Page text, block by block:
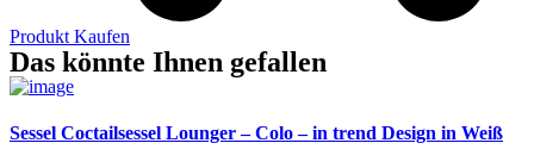
Produkt Kaufen
Das könnte Ihnen gefallen
Sessel Coctailsessel Lounger – Colo – in trend Design in Weiß